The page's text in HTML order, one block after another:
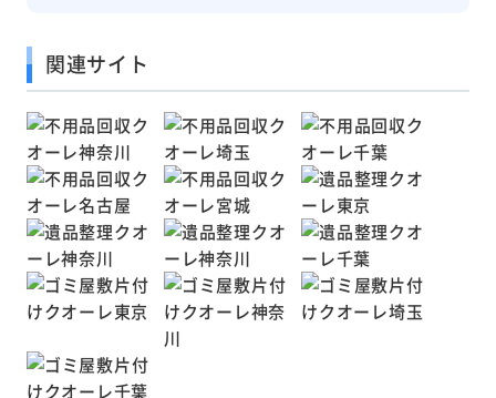
関連サイト